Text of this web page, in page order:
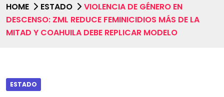
HOME ESTADO
VIOLENCIA DE GÉNERO EN
DESCENSO: ZML REDUCE FEMINICIDIOS MÁS DE LA
MITAD Y COAHUILA DEBE REPLICAR MODELO
ESTADO